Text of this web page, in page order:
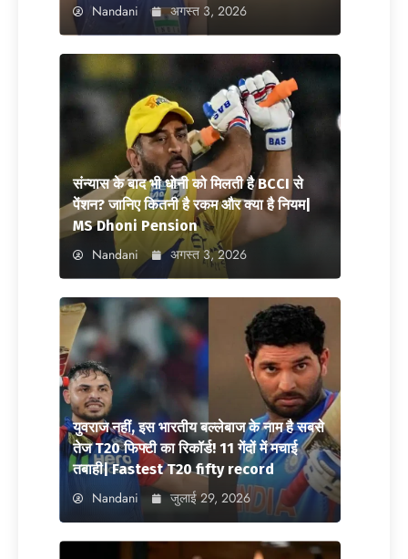
Nandani अगस्त 3, 2026
संन्यास के बाद भी धोनी को मिलती है BCCI से
पेंशन? जानिए कितनी है रकम और क्या है नियम|
MS Dhoni Pension
Nandani अगस्त 3, 2026
युवराज नहीं, इस भारतीय बल्लेबाज के नाम है सबसे
तेज T20 फिफ्टी का रिकॉर्ड! 11 गेंदों में मचाई
तबाही| Fastest T20 fifty record
Nandani जुलाई 29, 2026